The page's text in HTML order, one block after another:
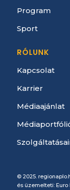
Program
Sport
RÓLUNK
Kapcsolat
Karrier
Médiaajánlat
© 2025.
és üzemelteti: Euro